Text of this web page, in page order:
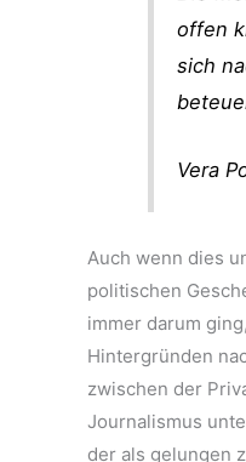
offen
sich
Vera
Auch wenn dies
politischen
immer darum
Hintergründen
zwischen der
Journalismus
der als gelungen